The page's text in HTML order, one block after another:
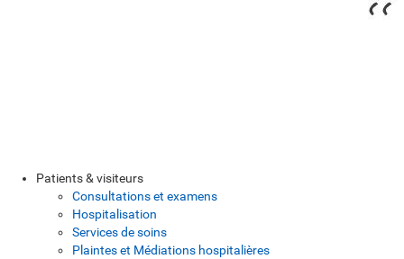
Patients & visiteurs
Consultations et examens
Hospitalisation
Services de soins
Plaintes et Médiations hospitalières